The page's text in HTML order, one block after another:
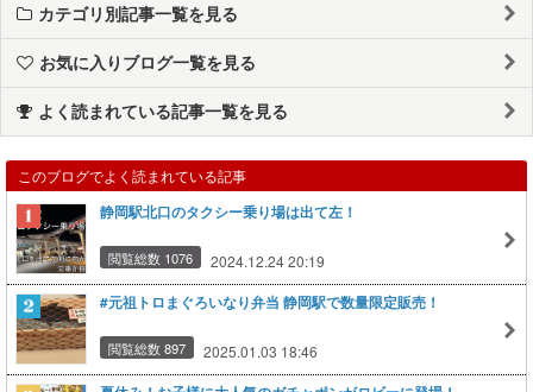
カテゴリ別記事一覧を見る
お気に入りブログ一覧を見る
よく読まれている記事一覧を見る
このブログでよく読まれている記事
静岡駅北口のタクシー乗り場は出て左！
閲覧総数 1076 2024.12.24 20:19
#元祖トロまぐろいなり弁当 静岡駅で数量限定販売！
閲覧総数 897 2025.01.03 18:46